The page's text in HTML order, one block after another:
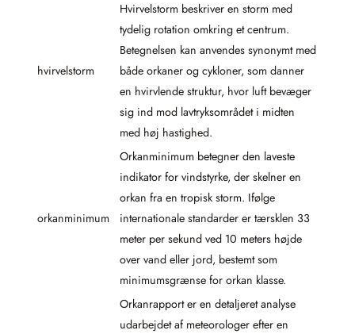
hvirvelstorm
Hvirvelstorm beskriver en storm med
tydelig rotation omkring et centrum.
Betegnelsen kan anvendes synonymt med
både orkaner og cykloner, som danner
en hvirvlende struktur, hvor luft bevæger
sig ind mod lavtryksområdet i midten
med høj hastighed.
orkanminimum
Orkanminimum betegner den laveste
indikator for vindstyrke, der skelner en
orkan fra en tropisk storm. Ifølge
internationale standarder er tærsklen 33
meter per sekund ved 10 meters højde
over vand eller jord, bestemt som
minimumsgrænse for orkan klasse.
Orkanrapport er en detaljeret analyse
udarbejdet af meteorologer efter en